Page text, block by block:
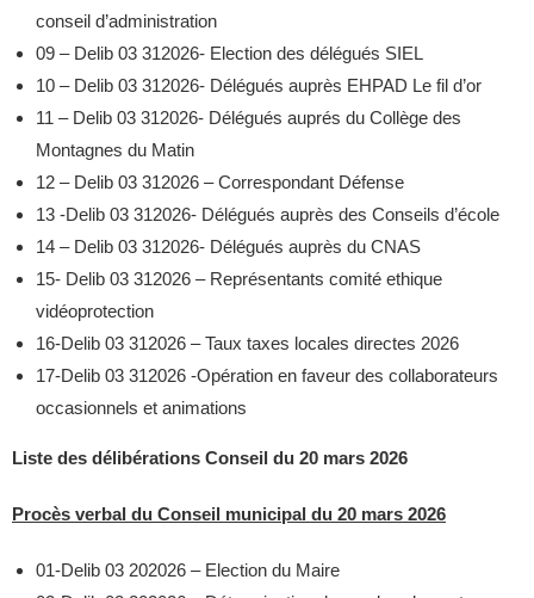
conseil d’administration
09 – Delib 03 312026- Election des délégués SIEL
10 – Delib 03 312026- Délégués auprès EHPAD Le fil d’or
11 – Delib 03 312026- Délégués auprés du Collège des
Montagnes du Matin
12 – Delib 03 312026 – Correspondant Défense
13 -Delib 03 312026- Délégués auprès des Conseils d’école
14 – Delib 03 312026- Délégués auprès du CNAS
15- Delib 03 312026 – Représentants comité ethique
vidéoprotection
16-Delib 03 312026 – Taux taxes locales directes 2026
17-Delib 03 312026 -Opération en faveur des collaborateurs
occasionnels et animations
Liste des délibérations Conseil du 20 mars 2026
Procès verbal du Conseil municipal du 20 mars 2026
01-Delib 03 202026 – Election du Maire